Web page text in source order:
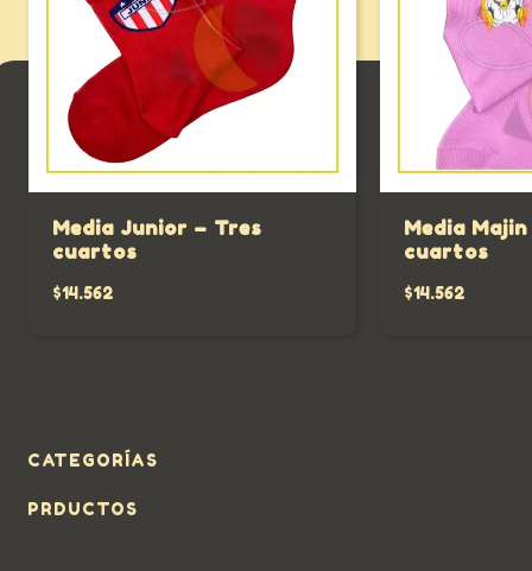
Media Junior – Tres
cuartos
$14.562
Media
cuartos
$14.562
CATEGORÍAS
PRDUCTOS